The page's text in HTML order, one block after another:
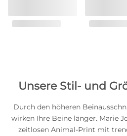
Unsere Stil- und
Durch den höheren
wirken Ihre Beine länger. Marie
zeitlosen Animal-Print mit